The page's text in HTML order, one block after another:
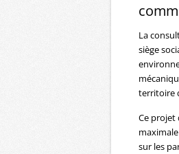
La
siège
territoire
Ce projet
sur les